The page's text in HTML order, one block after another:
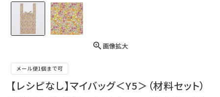
画像拡大
メール便1個まで可
【レシピなし】マイバッグ＜Y5＞（材料セット）